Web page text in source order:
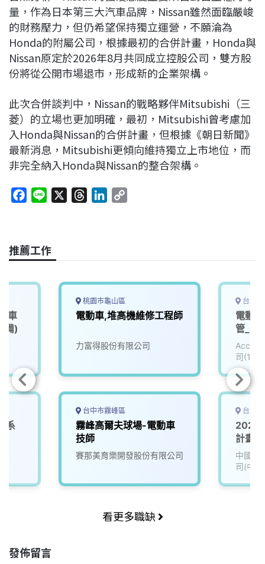
量，作為日本第三大汽車品牌，Nissan雖然面臨嚴峻
的財務壓力，但仍希望保持獨立運營，不願淪為
Honda的附屬公司，根據最初的合併計畫，Honda與
Nissan原定於2026年8月共同成立控股公司，雙方股
份將從公開市場退市，形成新的企業架構。
此次合併談判中，Nissan的戰略夥伴Mitsubishi（三
菱）的立場也更加明確，最初，Mitsubishi曾考慮加
入Honda與Nissan的合併計畫，但根據《朝日新聞》
最新消息，Mitsubishi更傾向維持獨立上市地位，而
非完全納入Honda與Nissan的整合架構。
e
b
o
a
s
e
I
n
L
n
推薦工作
車
備)
系
桃園市龜山區
電動車,堆高機維修工程師
力富得股份有限公司
台中市霧峰區
霧峰高爾夫球場-電動車
技師
賽那美育樂開發股份有限公司
台北
電動
管_電
司
台北
2026
計畫_
四/碩
中國信
司(中
看更多職缺
發佈留言